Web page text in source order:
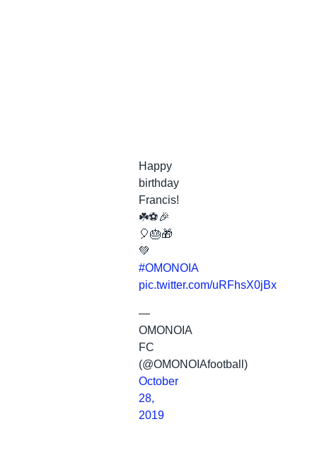
Happy
birthday
Francis!
☘️⚽️🎉
🎈🎂🎁
💚
#OMONOIA
pic.twitter.com/uRFhsX0jBx
—
OMONOIA
FC
(@OMONOIAfootball)
October
28,
2019